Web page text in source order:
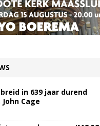
in 639 jaar durend
Cage